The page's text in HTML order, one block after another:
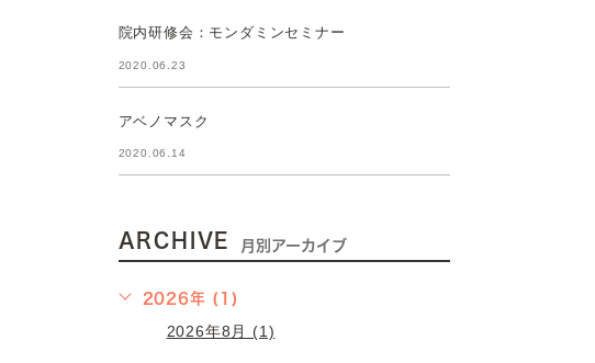
院内研修会：モンダミンセミナー
2020.06.23
アベノマスク
2020.06.14
ARCHIVE 月別アーカイブ
2026年 (1)
2026年8月 (1)